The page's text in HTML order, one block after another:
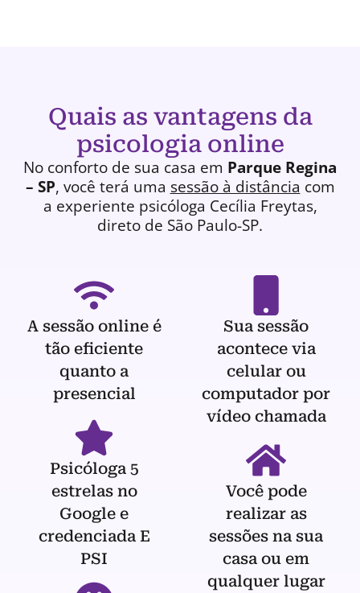
Quais as vantagens da
psicologia online
No conforto de sua casa em Parque Regina
– SP, você terá uma sessão à distância com
a experiente psicóloga Cecília Freytas,
direto de São Paulo-SP.
A sessão online é
tão eficiente
quanto a
presencial
Psicóloga 5
estrelas no
Google e
credenciada E
PSI
Sua sessão
acontece via
celular ou
computador por
vídeo chamada
Você pode
realizar as
sessões na sua
casa ou em
qualquer lugar